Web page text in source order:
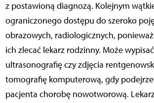
z postawioną diagnozą. Kolejnym
ograniczonego dostępu do szeroko
obrazowych, radiologicznych,
ich zlecać lekarz rodzinny. Może
ultrasonografię czy zdjęcia
tomografię komputerową, gdy
pacjenta chorobę nowotworową.